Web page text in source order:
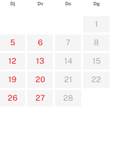
Dj Dv Ds Dg
1
5 6 7
8
12 13 14
15
19 20 21
22
26 27
28